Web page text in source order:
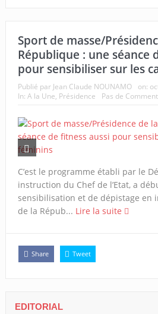
Sport de masse/
République : une séance
pour sensibiliser sur les
Publié par Jean Claude NOUNAMO on:
In: A la Une, Présidence Pas de
C’est le programme établi par le
instruction du Chef de l’Etat, a
sensibilisation et de dépistage en
de la Répub... Lire la suite
Share Tweet
EDITORIAL